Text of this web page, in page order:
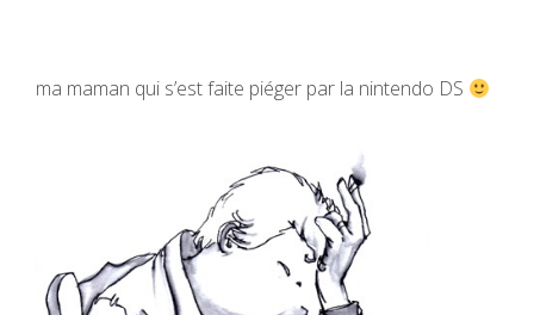
ma maman qui s’est faite piéger par la nintendo DS